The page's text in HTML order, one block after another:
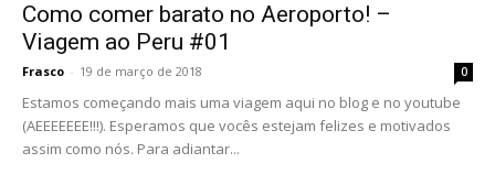
Como comer barato no Aeroporto! –
Viagem ao Peru #01
Frasco - 19 de março de 2018 0
Estamos começando mais uma viagem aqui no blog e no youtube
(AEEEEEEE!!!). Esperamos que vocês estejam felizes e motivados
assim como nós. Para adiantar...